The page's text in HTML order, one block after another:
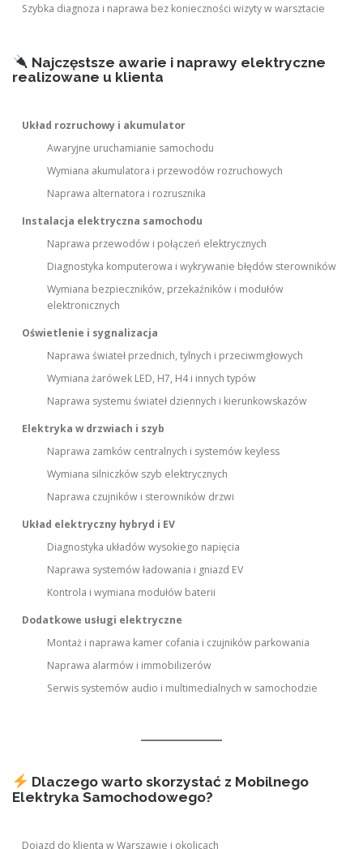
Szybka diagnoza i naprawa bez konieczności wizyty w warsztacie
Najczęstsze awarie i naprawy elektryczne
realizowane u klienta
Układ rozruchowy i akumulator
Awaryjne uruchamianie samochodu
Wymiana akumulatora i przewodów rozruchowych
Naprawa alternatora i rozrusznika
Instalacja elektryczna samochodu
Naprawa przewodów i połączeń elektrycznych
Diagnostyka komputerowa i wykrywanie błędów sterowników
Wymiana bezpieczników, przekaźników i modułów
elektronicznych
Oświetlenie i sygnalizacja
Naprawa świateł przednich, tylnych i przeciwmgłowych
Wymiana żarówek LED, H7, H4 i innych typów
Naprawa systemu świateł dziennych i kierunkowskazów
Elektryka w drzwiach i szyb
Naprawa zamków centralnych i systemów keyless
Wymiana silniczków szyb elektrycznych
Naprawa czujników i sterowników drzwi
Układ elektryczny hybryd i EV
Diagnostyka układów wysokiego napięcia
Naprawa systemów ładowania i gniazd EV
Kontrola i wymiana modułów baterii
Dodatkowe usługi elektryczne
Montaż i naprawa kamer cofania i czujników parkowania
Naprawa alarmów i immobilizerów
Serwis systemów audio i multimedialnych w samochodzie
Dlaczego warto skorzystać z Mobilnego
Elektryka Samochodowego?
Dojazd do klienta w Warszawie i okolicach